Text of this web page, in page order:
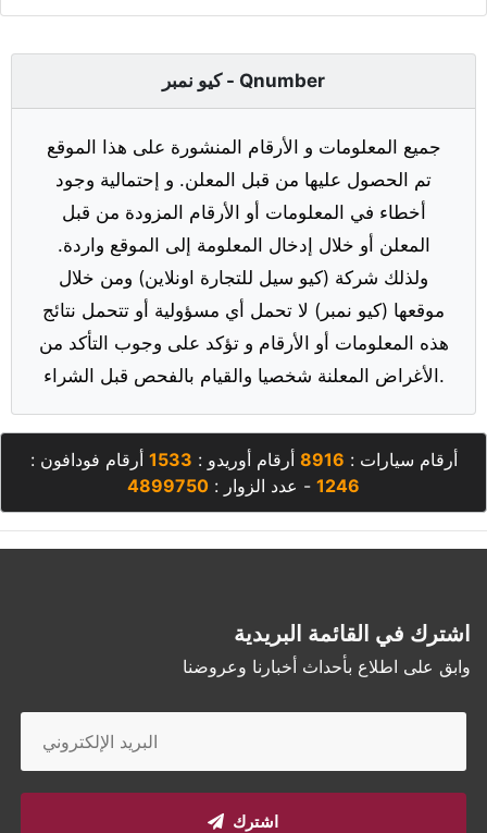
كيو نمبر - Qnumber
جميع المعلومات و الأرقام المنشورة على هذا الموقع
تم الحصول عليها من قبل المعلن. و إحتمالية وجود
أخطاء في المعلومات أو الأرقام المزودة من قبل
المعلن أو خلال إدخال المعلومة إلى الموقع واردة.
ولذلك شركة (كيو سيل للتجارة اونلاين) ومن خلال
موقعها (كيو نمبر) لا تحمل أي مسؤولية أو تتحمل نتائج
هذه المعلومات أو الأرقام و تؤكد على وجوب التأكد من
الأغراض المعلنة شخصيا والقيام بالفحص قبل الشراء.
أرقام سيارات : 8916 أرقام أوريدو : 1533 أرقام فودافون :
1246 - عدد الزوار : 4899750
اشترك في القائمة البريدية
وابق على اطلاع بأحداث أخبارنا وعروضنا
اشترك